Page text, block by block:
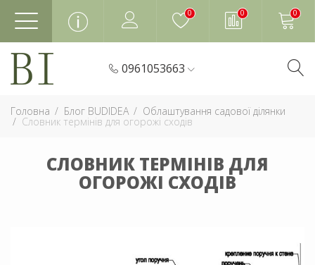
0 0 0
0961053663
Головна Блог BUDIDEA Облаштування садової ділянки
Словник термінів для огорожі сходів
СЛОВНИК ТЕРМІНІВ ДЛЯ
ОГОРОЖІ СХОДІВ